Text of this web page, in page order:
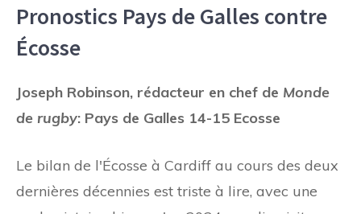
Pronostics Pays de Galles contre
Écosse
Joseph Robinson, rédacteur en chef de Monde
de rugby: Pays de Galles 14-15 Ecosse
Le bilan de l'Écosse à Cardiff au cours des deux
dernières décennies est triste à lire, avec une